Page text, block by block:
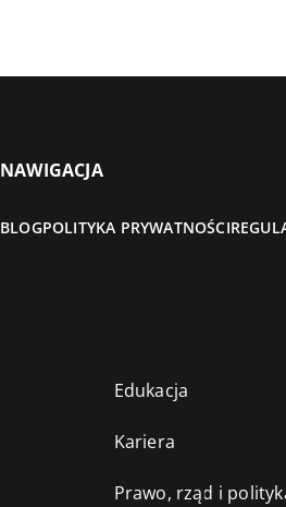
NAWIGACJA
BLOGPOLITYKA PRYWATNOŚCI
Edukacja
Kariera
Prawo, rząd i